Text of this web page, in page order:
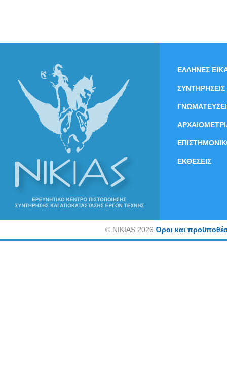
ΕΛΛΗΝΕΣ
ΣΥΝΤΗΡΗΣΕΙΣ
ΕΚΘΕΣΕΙΣ
©NIKIAS 2026Όροι και